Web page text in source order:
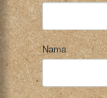
Nama